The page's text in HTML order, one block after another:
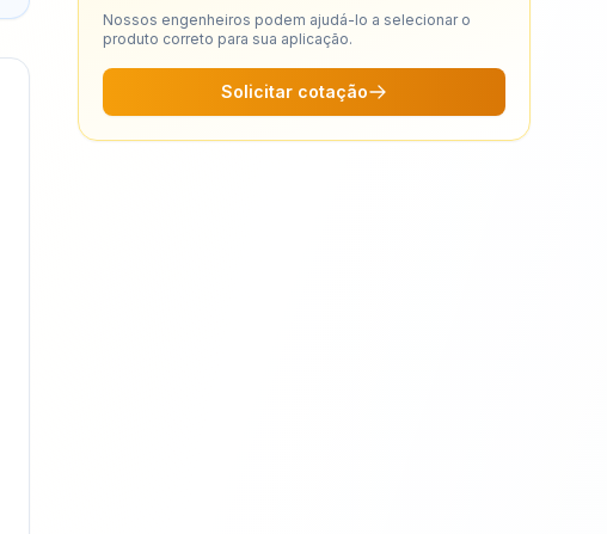
Nossos engenheiros podem ajudá-lo a selecionar o
produto correto para sua aplicação.
Solicitar cotação